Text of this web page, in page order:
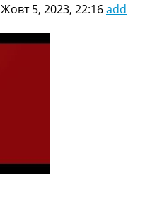
Жовт 5, 2023, 22:16add